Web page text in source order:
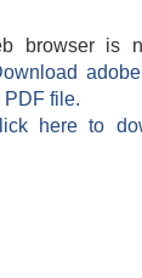
browser is
PDF file.
here to